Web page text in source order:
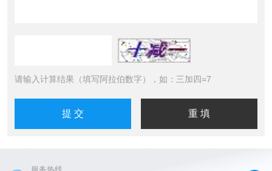
请输入计算结果（填写阿拉伯数字），如：三加四=7